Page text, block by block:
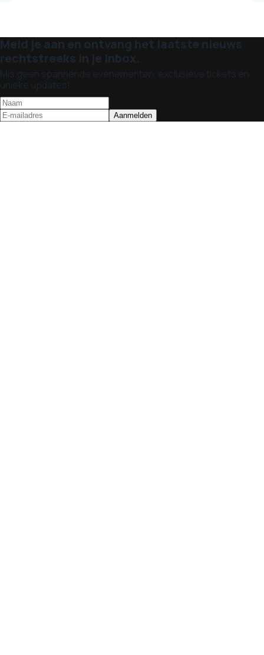
Meld je aan en ontvang het laatste nieuws
rechtstreeks in je inbox.
Mis geen spannende evenementen, exclusieve tickets en
unieke updates!